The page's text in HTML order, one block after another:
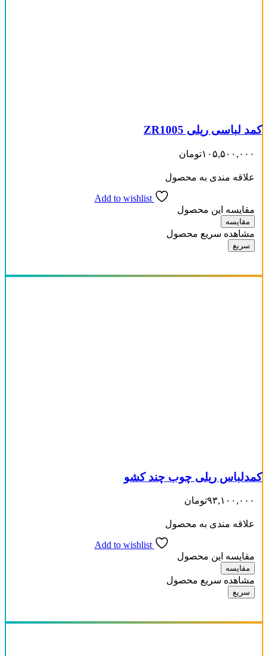
کمد لباسی ریلی ZR1005
۱۰۵,۵۰۰,۰۰۰تومان
علاقه مندی به محصول
Add to wishlist
مقایسه این محصول
مقایسه
مشاهده سریع محصول
سریع
کمدلباس ریلی چوب چند کشو
۹۳,۱۰۰,۰۰۰تومان
علاقه مندی به محصول
Add to wishlist
مقایسه این محصول
مقایسه
مشاهده سریع محصول
سریع